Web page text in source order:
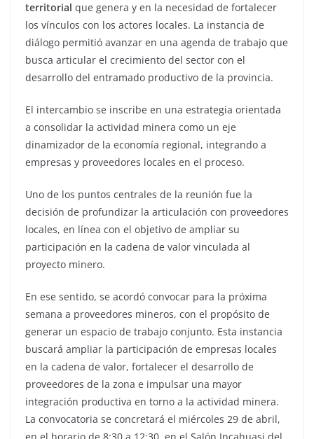
territorial que genera y en la necesidad de fortalecer
los vínculos con los actores locales. La instancia de
diálogo permitió avanzar en una agenda de trabajo que
busca articular el crecimiento del sector con el
desarrollo del entramado productivo de la provincia.
El intercambio se inscribe en una estrategia orientada
a consolidar la actividad minera como un eje
dinamizador de la economía regional, integrando a
empresas y proveedores locales en el proceso.
Uno de los puntos centrales de la reunión fue la
decisión de profundizar la articulación con proveedores
locales, en línea con el objetivo de ampliar su
participación en la cadena de valor vinculada al
proyecto minero.
En ese sentido, se acordó convocar para la próxima
semana a proveedores mineros, con el propósito de
generar un espacio de trabajo conjunto. Esta instancia
buscará ampliar la participación de empresas locales
en la cadena de valor, fortalecer el desarrollo de
proveedores de la zona e impulsar una mayor
integración productiva en torno a la actividad minera.
La convocatoria se concretará el miércoles 29 de abril,